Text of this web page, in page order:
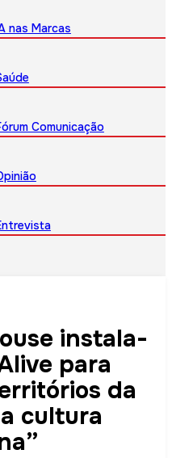
nas Marcas
Comunicação
instala-
para
da
cultura